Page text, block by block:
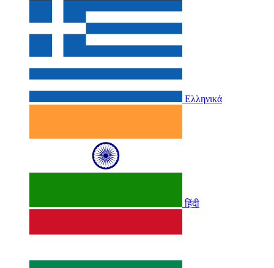
Ελληνικά
हिंदी